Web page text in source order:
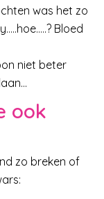
was het zo
Bloed
niet beter
ook
zo breken of